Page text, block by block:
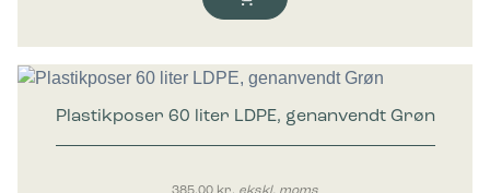
Plastikposer 60 liter LDPE, genanvendt Grøn